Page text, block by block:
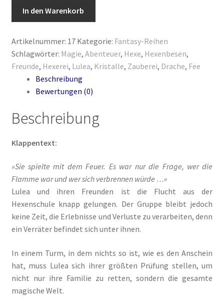
Die Dunkelmagierchroniken
Die Dunkelmagierchroniken Bd. 1
Die Dunkelmagierchroniken Bd. 2
Die Dunkelmagierchroniken Bd. 3
Die Silberwölfe
Drachen Diebe und Dämonen
Echtheit von Bewertungen
Edition Wilde Wölfe
Ein Mr. Grey mit Pelz – Emma & Nikita
Einzel Romane
Erotik (FSK18)
Magie
Kristalle
(Bd.3)
Menge
In den Warenkorb
Artikelnummer: 17 Kategorie: Fantasy-Reihen
Schlagwörter: Magie, Abenteuer, Hexe, Hexenbesen,
Freunde, Hexerei, Lulea, Kristalle, Zauberei, Drache, Fee
Beschreibung
Bewertungen (0)
Beschreibung
Klappentext:
»Sie spielte mit dem Feuer. Es war nur die Frage, wer die
Flamme war und wer sich verbrennen würde …«
Lulea und ihren Freunden ist die Flucht aus der
Hexenschule knapp gelungen. Der Gruppe bleibt jedoch
keine Zeit, die Erlebnisse und Verluste zu verarbeiten, denn
ein Verräter befindet sich unter ihnen.
In einem Turm, in dem nichts so ist, wie es den Anschein
hat, muss Lulea sich ihrer größten Prüfung stellen, um
nicht nur ihre Familie zu retten, sondern die gesamte
magische Welt.